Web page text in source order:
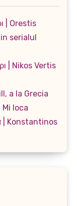
| Orestis
serialul
| Nikos Vertis
a la Grecia
loca
| Konstantinos